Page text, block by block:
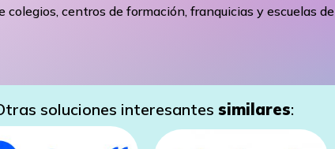
colegios, centros de formación, franquicias y escuelas de
soluciones interesantes similares: